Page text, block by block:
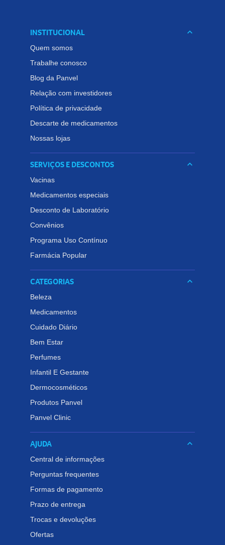
INSTITUCIONAL keyboard_arrow_down
Quem somos
Trabalhe conosco
Blog da Panvel
Relação com investidores
Política de privacidade
Descarte de medicamentos
Nossas lojas
SERVIÇOS E DESCONTOS keyboard_arrow_down
Vacinas
Medicamentos especiais
Desconto de Laboratório
Convênios
Programa Uso Contínuo
Farmácia Popular
CATEGORIAS keyboard_arrow_down
Beleza
Medicamentos
Cuidado Diário
Bem Estar
Perfumes
Infantil E Gestante
Dermocosméticos
Produtos Panvel
Panvel Clinic
AJUDA keyboard_arrow_down
Central de informações
Perguntas frequentes
Formas de pagamento
Prazo de entrega
Trocas e devoluções
Ofertas